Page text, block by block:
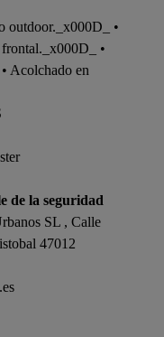
outdoor._x000D_ •
•
Acolchado en
de la seguridad
SL , Calle
47012